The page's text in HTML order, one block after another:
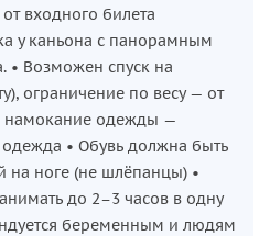
входного билета
у каньона с панорамным
• Возможен спуск на
ограничение по весу — от
намокание одежды —
• Обувь должна быть
на ноге (не шлёпанцы) •
до 2–3 часов в одну
беременным и людям